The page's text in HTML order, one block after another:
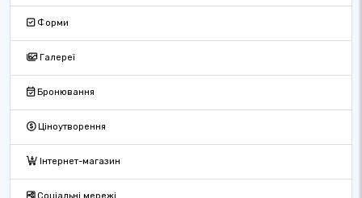
Форми
Галереї
Бронювання
Ціноутворення
Інтернет-магазин